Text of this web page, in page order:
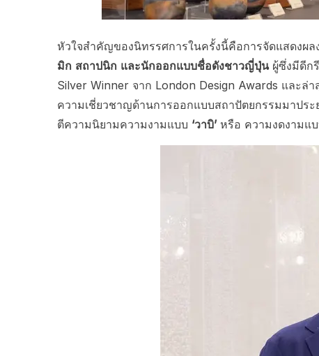
หัวใจสำคัญของนิทรรศการในครั้งนี้คือการจัดแสดงผล
มิก สถาปนิก และนักออกแบบชื่อดังชาวญี่ปุ่นผู้ซึ่งมีดีก
Silver Winner จาก London Design Awards และล่
ความเชี่ยวชาญด้านการออกแบบสถาปัตยกรรมมาปร
ตีความนิยามความงามแบบ ‘วาบิ’หรือ ความงดงามแ